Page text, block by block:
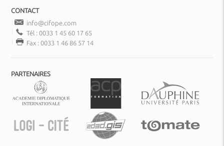
CONTACT
info@cifope.com
Tél : 0033 1 45 60 17 65
Fax : 0033 1 46 86 57 14
PARTENAIRES